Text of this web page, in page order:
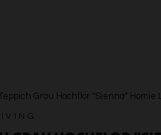
Grau Hochflor "Sienna" Homie